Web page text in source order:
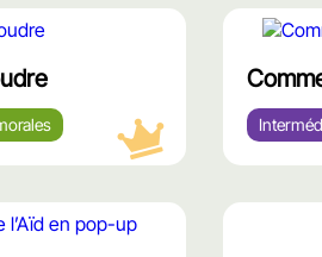
محتوى